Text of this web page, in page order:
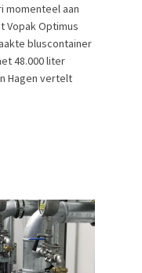
momenteel aan
Vopak Optimus
bluscontainer
48.000 liter
Hagen vertelt